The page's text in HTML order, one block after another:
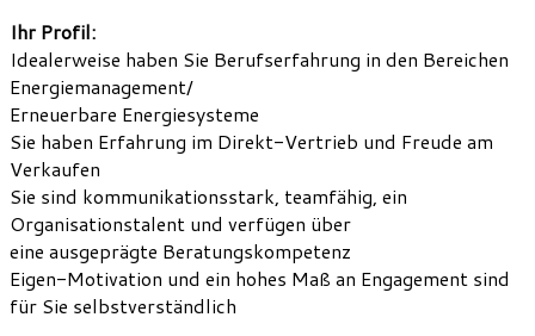
Ihr Profil:
Idealerweise haben Sie Berufserfahrung in den Bereichen
Energiemanagement/
Erneuerbare Energiesysteme
Sie haben Erfahrung im Direkt-Vertrieb und Freude am
Verkaufen
Sie sind kommunikationsstark, teamfähig, ein
Organisationstalent und verfügen über
eine ausgeprägte Beratungskompetenz
Eigen-Motivation und ein hohes Maß an Engagement sind
für Sie selbstverständlich